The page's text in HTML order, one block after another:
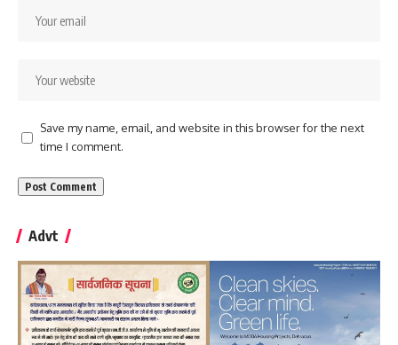
Save my name, email, and website in this browser for the next
time I comment.
Advt